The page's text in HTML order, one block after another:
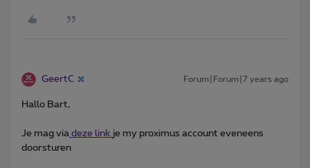
GeertC Forum|Forum|7 years ago
Hallo Bart,
Je mag via deze link je my proximus account eveneens
doorsturen